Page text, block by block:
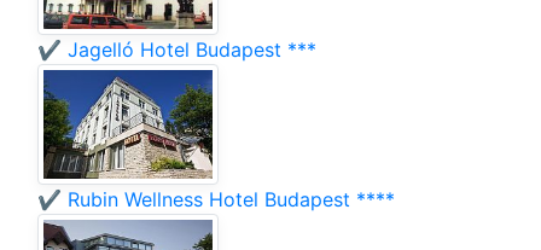
✔️ Jagelló Hotel Budapest ***
✔️ Rubin Wellness Hotel Budapest ****